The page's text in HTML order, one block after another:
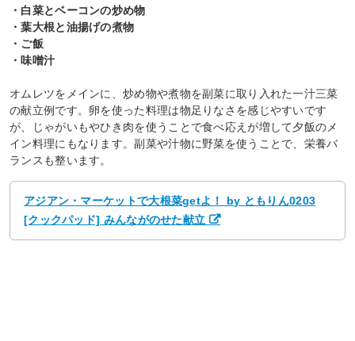
・白菜とベーコンの炒め物
・葉大根と油揚げの煮物
・ご飯
・味噌汁
オムレツをメインに、炒め物や煮物を副菜に取り入れた一汁三菜
の献立例です。卵を使った料理は物足りなさを感じやすいです
が、じゃがいもやひき肉を使うことで食べ応えが増して夕飯のメ
イン料理にもなります。副菜や汁物に野菜を使うことで、栄養バ
ランスも整います。
アジアン・マーケットで大根菜getよ！ by ともりん0203
[クックパッド] みんながのせた献立